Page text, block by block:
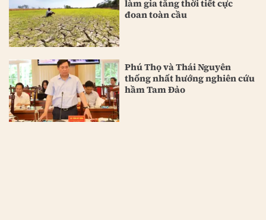
làm gia tăng thời tiết cực
đoan toàn cầu
Phú Thọ và Thái Nguyên
thống nhất hướng nghiên cứu
hầm Tam Đảo